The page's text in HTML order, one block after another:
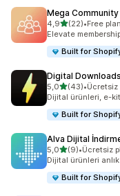
Mega Community
4,95 yıldız
(22)
toplam 22•Free
Elevate
Built for
Digital
5,05 yıldız
(43)
toplam 43•Ücretsiz
Dijital ürünleri, e-
Built for
Alva Dijital
5,05 yıldız
(9)
toplam 9•Ücretsiz
Dijital ürünleri
Built for